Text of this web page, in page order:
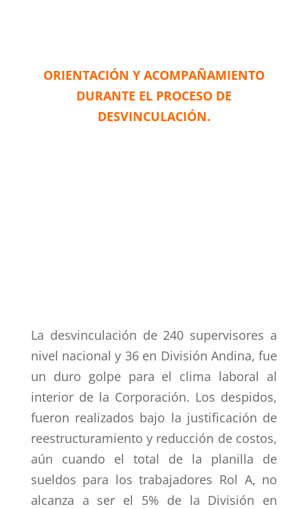
ORIENTACIÓN Y ACOMPAÑAMIENTO
DURANTE EL PROCESO DE
DESVINCULACIÓN.
La desvinculación de 240 supervisores a
nivel nacional y 36 en División Andina, fue
un duro golpe para el clima laboral al
interior de la Corporación. Los despidos,
fueron realizados bajo la justificación de
reestructuramiento y reducción de costos,
aún cuando el total de la planilla de
sueldos para los trabajadores Rol A, no
alcanza a ser el 5% de la División en